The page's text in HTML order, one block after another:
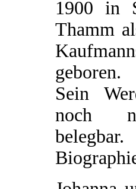
1900 in
Thamm
geboren.
Sein
noch